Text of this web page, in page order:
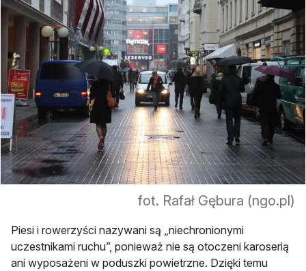
fot. Rafał Gębura (ngo.pl)
Piesi i rowerzyści nazywani są „niechronionymi
uczestnikami ruchu”, ponieważ nie są otoczeni karoserią
ani wyposażeni w poduszki powietrzne. Dzięki temu